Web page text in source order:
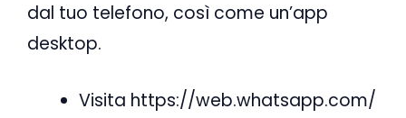
dal tuo telefono, così come un’app
desktop.
Visita https://web.whatsapp.com/